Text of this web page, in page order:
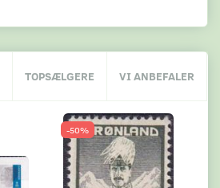
TOPSÆLGERE VI ANBEFALER
-50%